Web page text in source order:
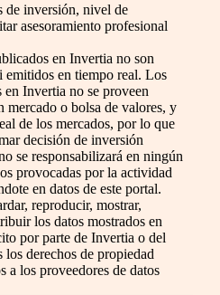
de inversión, nivel de
asesoramiento profesional
en Invertia no son
emitidos en tiempo real. Los
Invertia no se proveen
mercado o bolsa de valores, y
de los mercados, por lo que
decisión de inversión
se responsabilizará en ningún
provocadas por la actividad
en datos de este portal.
reproducir, mostrar,
los datos mostrados en
por parte de Invertia o del
derechos de propiedad
a los proveedores de datos